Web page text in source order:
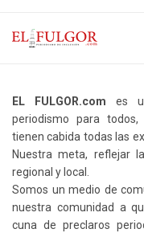
EL FULGOR.com es
periodismo para todos,
tienen cabida todas las
Nuestra meta, reflejar
regional y local.
Somos un medio de
nuestra comunidad a
cuna de preclaros